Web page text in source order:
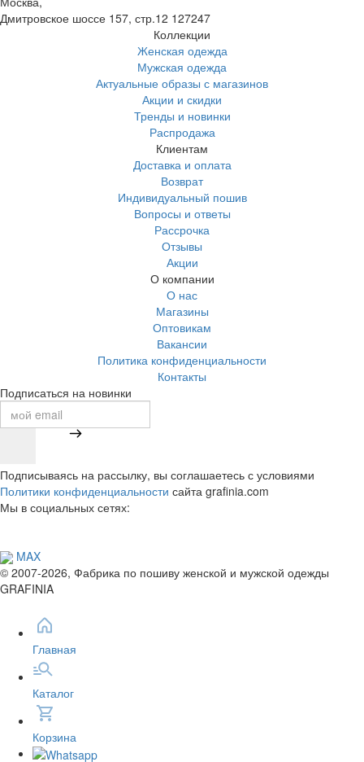
Дмитровское шоссе 157, стр.12 127247
Коллекции
Женская одежда
Мужская одежда
Актуальные образы с магазинов
Акции и скидки
Тренды и новинки
Распродажа
Клиентам
Доставка и оплата
Возврат
Индивидуальный пошив
Вопросы и ответы
Рассрочка
Отзывы
Акции
О компании
О нас
Магазины
Оптовикам
Вакансии
Политика конфиденциальности
Контакты
Подписаться на новинки
Подписываясь на рассылку, вы соглашаетесь с условиями
Политики конфиденциальности сайта grafinia.com
Мы в социальных сетях:
MAX
© 2007-2026, Фабрика по пошиву женской и мужской одежды
GRAFINIA
Главная
Каталог
Корзина